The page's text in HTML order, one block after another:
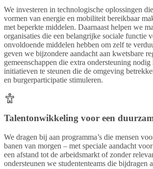
We investeren in technologische oplossingen
vormen van energie en mobiliteit bereikbaar
met beperkte middelen. Daarnaast helpen we
organisaties die een belangrijke sociale functie
onvoldoende middelen hebben om zelf te
geven we bijzondere aandacht aan kwetsbare
gemeenschappen die extra ondersteuning
initiatieven te steunen die de omgeving
en burgerparticipatie stimuleren.
Talentonwikkeling voor een
We dragen bij aan programma’s die mensen
banen van morgen – met speciale aandacht
een afstand tot de arbeidsmarkt of zonder
ondersteunen we studententeams die bijdragen